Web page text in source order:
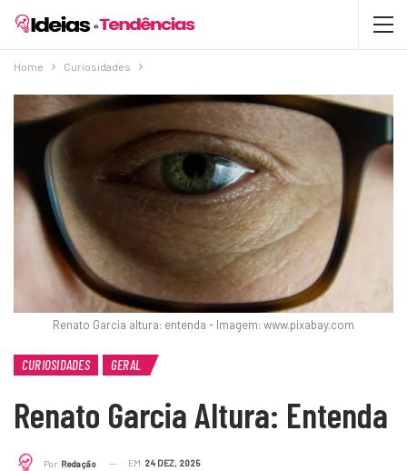
Home Curiosidades
Renato Garcia altura: entenda - Imagem: www.pixabay.com
CURIOSIDADES GERAL
Renato Garcia Altura: Entenda
Por Redação EM 24 DEZ, 2025